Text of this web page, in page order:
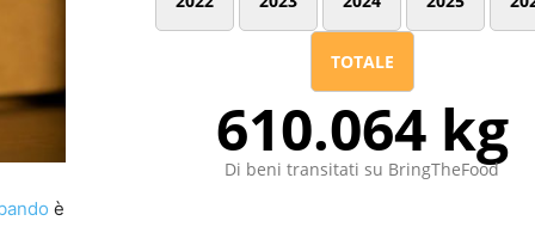
è
TOTALE
610.064 kg
Di beni transitati su BringTheFood